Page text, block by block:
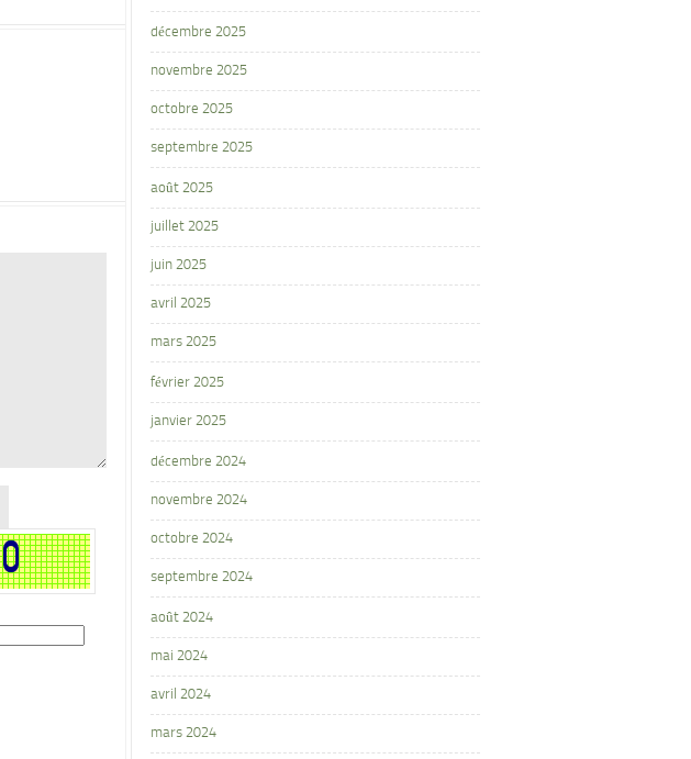
décembre 2025
novembre 2025
octobre 2025
septembre 2025
août 2025
juillet 2025
juin 2025
avril 2025
mars 2025
février 2025
janvier 2025
décembre 2024
novembre 2024
octobre 2024
septembre 2024
août 2024
mai 2024
avril 2024
mars 2024